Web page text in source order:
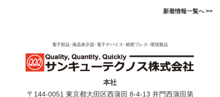
新着情報一覧へ >>
電子部品･液晶表示器･電子デバイス･精密プレス･環境製品
本社
〒144-0051 東京都⼤⽥区⻄蒲⽥ 8-4-13 井⾨⻄蒲⽥第